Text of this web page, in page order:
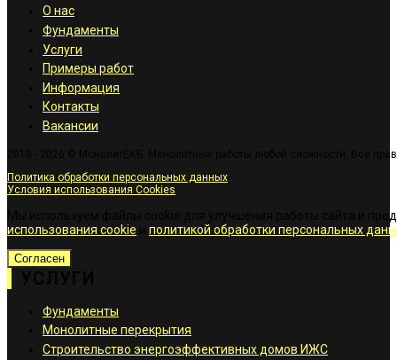
О нас
Фундаменты
Услуги
Примеры работ
Информация
Контакты
Вакансии
2010 - 2026 © МонолитЕКБ. Монолитные работы любой сложности. Все
Политика обработки персональных данных
Условия использования Cookies
Мы используем файлы cookie для улучшения работы сайта и
использования cookie
политикой обработки персональных
Согласен
Фундаменты
Монолитные перекрытия
Строительство энергоэффективных домов ИЖС